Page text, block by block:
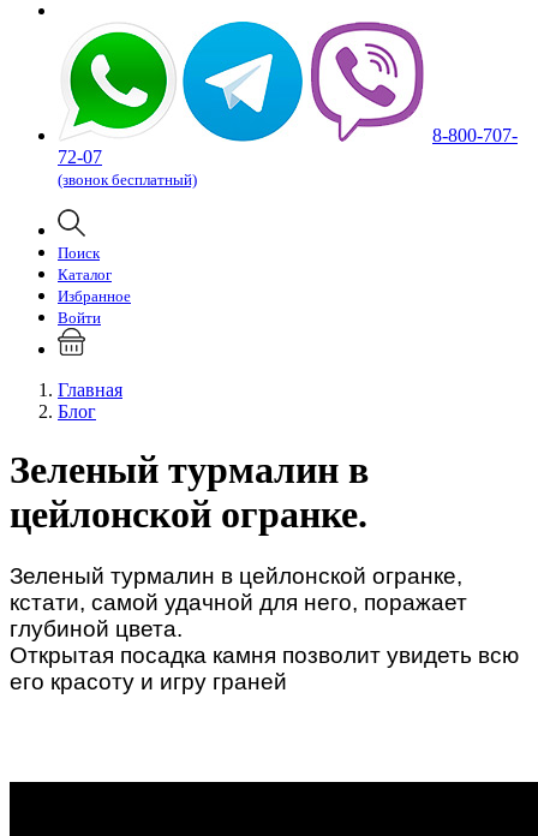
8-800-707-
72-07
(звонок бесплатный)
Поиск
Каталог
Избранное
Войти
Главная
Блог
Зеленый турмалин в
цейлонской огранке.
Зеленый турмалин в цейлонской огранке,
кстати, самой удачной для него, поражает
глубиной цвета.
Открытая посадка камня позволит увидеть всю
его красоту и игру граней